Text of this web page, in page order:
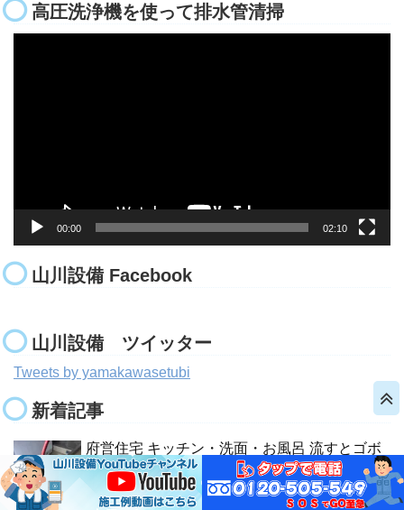
高圧洗浄機を使って排水管清掃
00:00 02:10
山川設備 Facebook
山川設備 ツイッター
Tweets by yamakawasetubi
新着記事
府営住宅 キッチン・洗面・お風呂 流すとゴボ
ゴボ音がする